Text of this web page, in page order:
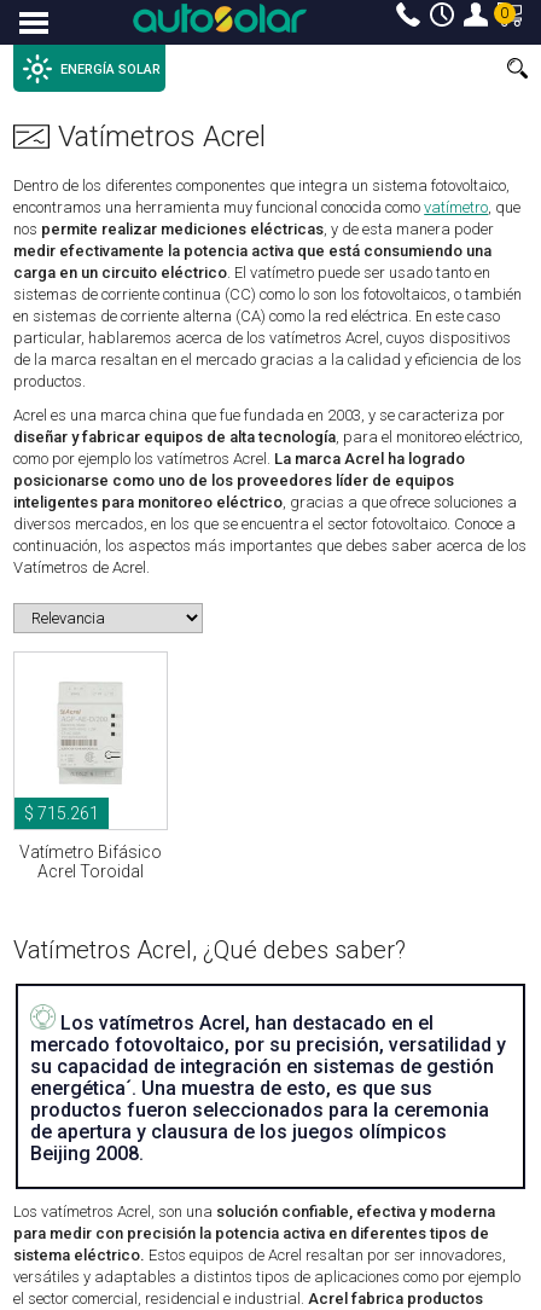
Menu 0
ENERGÍA SOLAR
Vatímetros Acrel
Dentro de los diferentes componentes que integra un sistema fotovoltaico,
encontramos una herramienta muy funcional conocida comovatímetro, que
nos permite realizar mediciones eléctricas, y de esta manera poder
medir efectivamente la potencia activa que está consumiendo una
carga en un circuito eléctrico. El vatímetro puede ser usado tanto en
sistemas de corriente continua (CC) como lo son los fotovoltaicos, o también
en sistemas de corriente alterna (CA) como la red eléctrica. En este caso
particular, hablaremos acerca de los vatímetros Acrel, cuyos dispositivos
de la marca resaltan en el mercado gracias a la calidad y eficiencia de los
productos.
Acrel es una marca china que fue fundada en 2003, y se caracteriza por
diseñar y fabricar equipos de alta tecnología, para el monitoreo eléctrico,
como por ejemplo los vatímetros Acrel. La marca Acrel ha logrado
posicionarse como uno de los proveedores líder de equipos
inteligentes para monitoreo eléctrico, gracias a que ofrece soluciones a
diversos mercados, en los que se encuentra el sector fotovoltaico. Conoce a
continuación, los aspectos más importantes que debes saber acerca de los
Vatímetros de Acrel.
$ 715.261
Vatímetro Bifásico
Acrel Toroidal
Vatímetros Acrel, ¿Qué debes saber?
Los vatímetros Acrel, han destacado en el
mercado fotovoltaico, por su precisión, versatilidad y
su capacidad de integración en sistemas de gestión
energética´. Una muestra de esto, es que sus
productos fueron seleccionados para la ceremonia
de apertura y clausura de los juegos olímpicos
Beijing 2008.
Los vatímetros Acrel, son una solución confiable, efectiva y moderna
para medir con precisión la potencia activa en diferentes tipos de
sistema eléctrico. Estos equipos de Acrel resaltan por ser innovadores,
versátiles y adaptables a distintos tipos de aplicaciones como por ejemplo
el sector comercial, residencial e industrial.Acrel fabrica productos